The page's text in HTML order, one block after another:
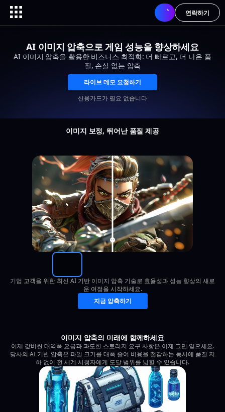
연락하기
AI 이미지 압축으로 게임 성능을 향상하세요
AI 이미지 압축을 활용한 비즈니스 최적화: 더 빠르고, 더 나은 품
질, 손실 없는 압축
라이브 데모 요청하기
신용카드가 필요 없습니다
이미지 보정, 뛰어난 품질 제공
기업 고객을 위한 최신 AI 기반 이미지 압축 기술로 효율성과 성능 향상의 새로
운 여정을 시작하세요.
지금 압축하기
이미지 압축의 미래에 함께하세요
이제 값비싼 대역폭 요금과 과도한 스토리지 요구 사항은 이제 그만 잊으세요.
당사의 AI 기반 압축은 파일 크기를 대폭 줄여 비용을 절감하는 동시에 품질 저
하 없이 전 세계 시청자에게 도달 범위를 넓힐 수 있습니다.